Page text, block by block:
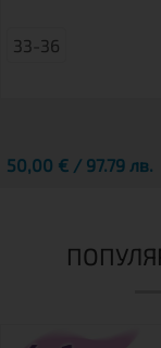
33-36
50,00 € / 97.79 лв.